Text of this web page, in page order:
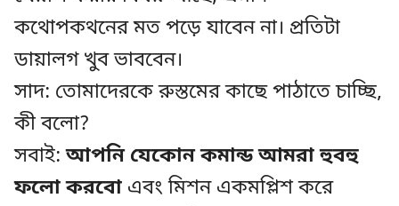
কথোপকথনের মত পড়ে যাবেন না। প্রতিটা
ডায়ালগ খুব ভাববেন।
সাদ: তোমাদেরকে রুস্তমের কাছে পাঠাতে চাচ্ছি,
কী বলো?
সবাই:আপনি যেকোন কমান্ড আমরা হুবহু
ফলো করবো এবং মিশন একমপ্লিশ করে